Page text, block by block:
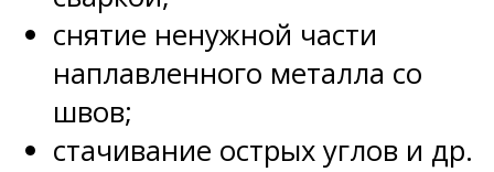
снятие ненужной части
наплавленного металла со
швов;
стачивание острых углов и др.